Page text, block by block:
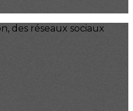
des réseaux sociaux